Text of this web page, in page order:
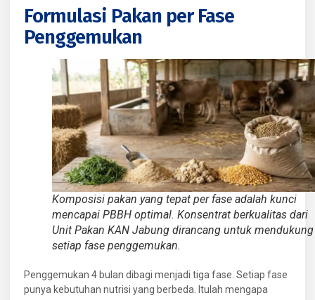
Formulasi Pakan per Fase
Penggemukan
Komposisi pakan yang tepat per fase adalah kunci
mencapai PBBH optimal. Konsentrat berkualitas dari
Unit Pakan KAN Jabung dirancang untuk mendukung
setiap fase penggemukan.
Penggemukan 4 bulan dibagi menjadi tiga fase. Setiap fase
punya kebutuhan nutrisi yang berbeda. Itulah mengapa